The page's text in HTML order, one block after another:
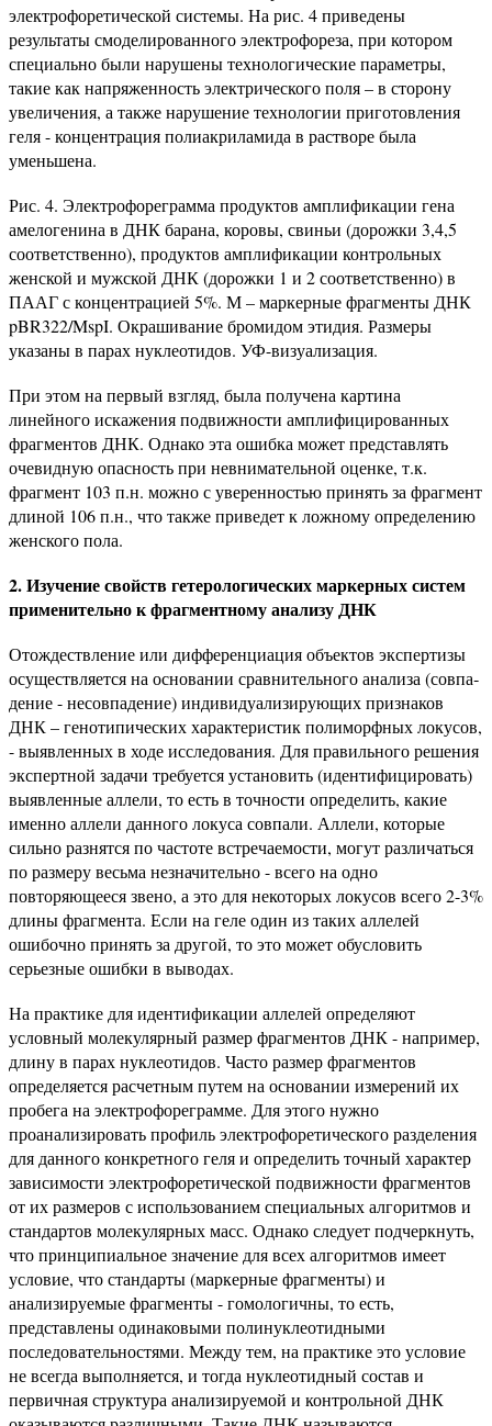
электрофоретической системы. На рис. 4 приведены
результаты смоделированного электрофореза, при котором
специально были нарушены технологические параметры,
такие как напряженность электрического поля – в сторону
увеличения, а также нарушение технологии приготовления
геля - концентрация полиакриламида в растворе была
уменьшена.
Рис. 4. Электрофореграмма продуктов амплификации гена
амелогенина в ДНК барана, коровы, свиньи (дорожки 3,4,5
соответственно), продуктов амплификации контрольных
женской и мужской ДНК (дорожки 1 и 2 соответ­ственно) в
ПААГ с концентрацией 5%. М – маркерные фрагменты ДНК
pBR322/MspI. Окрашивание бромидом этидия. Размеры
указаны в парах нуклеотидов. УФ-визуализация.
При этом на первый взгляд, была получена картина
линейного искажения подвижности амплифицированных
фрагментов ДНК. Однако эта ошибка может представлять
очевидную опасность при невнимательной оценке, т.к.
фрагмент 103 п.н. можно с уверенностью принять за фрагмент
длиной 106 п.н., что также приведет к ложному определению
женского пола.
2. Изучение свойств гетерологических маркерных систем
применительно к фрагментному анализу ДНК
Отождествление или дифференциация объектов экспертизы
осуществляется на основании сравнительного анализа (совпа­
дение - несовпадение) индивидуализирующих при­знаков
ДНК – генотипических характеристик полиморфных локусов,
- выявленных в ходе исследования. Для правильного решения
экспертной задачи требуется установить (идентифицировать)
выявленные аллели, то есть в точности определить, какие
именно аллели данного локуса совпали. Аллели, которые
сильно разнятся по частоте встречаемости, могут различаться
по размеру весьма незначительно - всего на одно
повторяющееся звено, а это для некоторых локусов всего 2-3%
длины фрагмента. Если на геле один из таких аллелей
ошибочно принять за другой, то это может обусловить
серьезные ошибки в выводах.
На практике для идентификации аллелей определяют
условный молекулярный размер фрагментов ДНК - например,
длину в парах нуклеотидов. Часто размер фрагментов
определяется расчетным путем на основании измерений их
пробега на электрофореграмме. Для этого нужно
проанализировать профиль электрофоретического разделения
для данного конкретного геля и оп­ределить точный характер
зависимости электрофоретической подвижности фрагментов
от их размеров с использованием специальных алгоритмов и
стандартов молекулярных масс. Однако следует подчеркнуть,
что принципиальное значение для всех алгоритмов имеет
условие, что стандарты (маркерные фрагменты) и
анализируемые фрагменты - гомологичны, то есть,
представлены одинаковыми полинуклеотидными
последовательностями. Между тем, на практике это условие
не всегда выполняется, и тогда нуклеотидный состав и
первичная структура анализируемой и контрольной ДНК